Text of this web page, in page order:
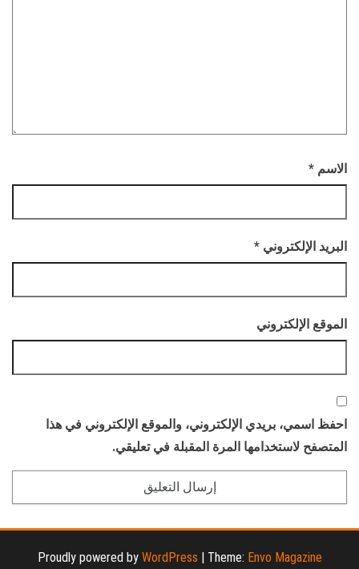
الاسم *
البريد الإلكتروني *
الموقع الإلكتروني
احفظ اسمي، بريدي الإلكتروني، والموقع الإلكتروني في هذا
المتصفح لاستخدامها المرة المقبلة في تعليقي.
Proudly powered by WordPress | Theme: Envo Magazine